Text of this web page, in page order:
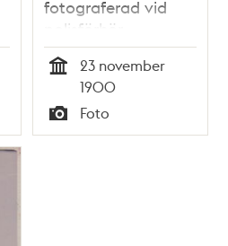
fotograferad vid
polisförhör
23 november
1900
Typ
Foto